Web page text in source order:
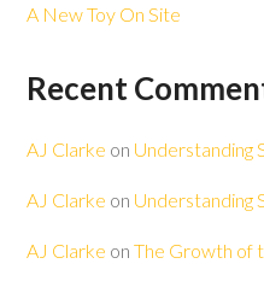
A New Toy On Site
Recent
AJ Clarke on Understanding
AJ Clarke on Understanding
AJ Clarke onThe Growth of